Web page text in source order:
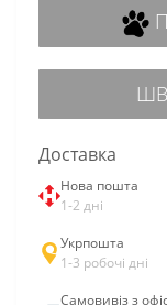
Доставка
Нова пошта
1-2 дні
Укрпошта
1-3 робочі дні
Самовивіз з